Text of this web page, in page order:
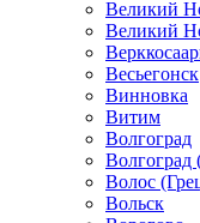
Великий
Великий
Весьегонск
Винновка
Витим
Волгоград
Волгоград
Волос
Вольск